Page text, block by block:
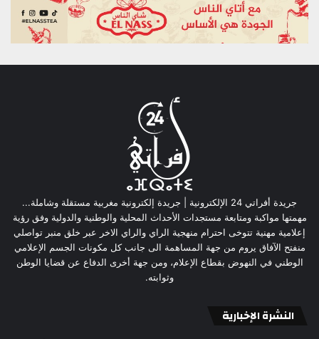
جريدة أفراتي 24 الإلكترونية | جريدة إلكترونية مغربية مستقلة وشاملة...
مهمتها مواكبة ومتابعة مستجدات الأحداث المحلية والوطنية والدولية وفق رؤية
إعلامية مهنية تتوخى احترام منهجية الراي والراي الاخر عبر خلق منبر تواصلي
منفتح الآفاق يروم من جهة المساهمة الى جانب كل مكونات الجسم الإعلامي
الوطني في النهوض بقطاع الإعلام، ومن جهة أخرى الدفاع عن قضايا الوطن
وثوابته.
النشرة الإخبارية